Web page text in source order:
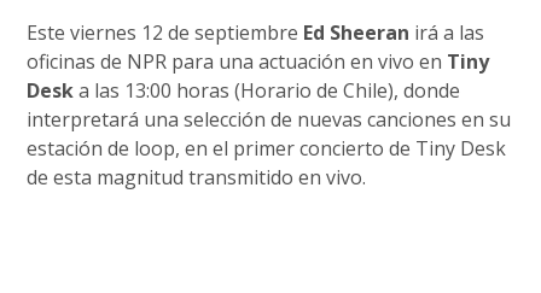
Este viernes 12 de septiembre Ed Sheeran irá a las
oficinas de NPR para una actuación en vivo en Tiny
Deska las 13:00 horas (Horario de Chile), donde
interpretará una selección de nuevas canciones en su
estación de loop, en el primer concierto de Tiny Desk
de esta magnitud transmitido en vivo.